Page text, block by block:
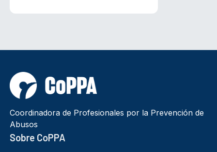
Coordinadora de Profesionales por la Prevención de
Abusos
Sobre CoPPA